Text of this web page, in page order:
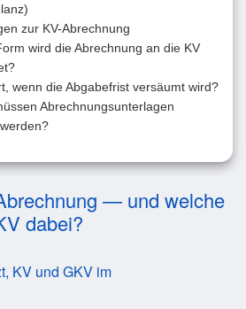
zur KV-Abrechnung
wird die Abrechnung an die KV
wenn die Abgabefrist versäumt wird?
Abrechnungsunterlagen
— und welche
dabei?
KV und GKV im